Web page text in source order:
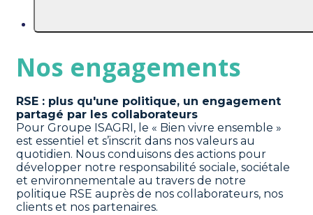
Nos engagements
RSE : plus qu'une politique, un engagement
partagé par les collaborateurs
Pour Groupe ISAGRI, le « Bien vivre ensemble »
est essentiel et s’inscrit dans nos valeurs au
quotidien. Nous conduisons des actions pour
développer notre responsabilité sociale, sociétale
et environnementale au travers de notre
politique RSE auprès de nos collaborateurs, nos
clients et nos partenaires.